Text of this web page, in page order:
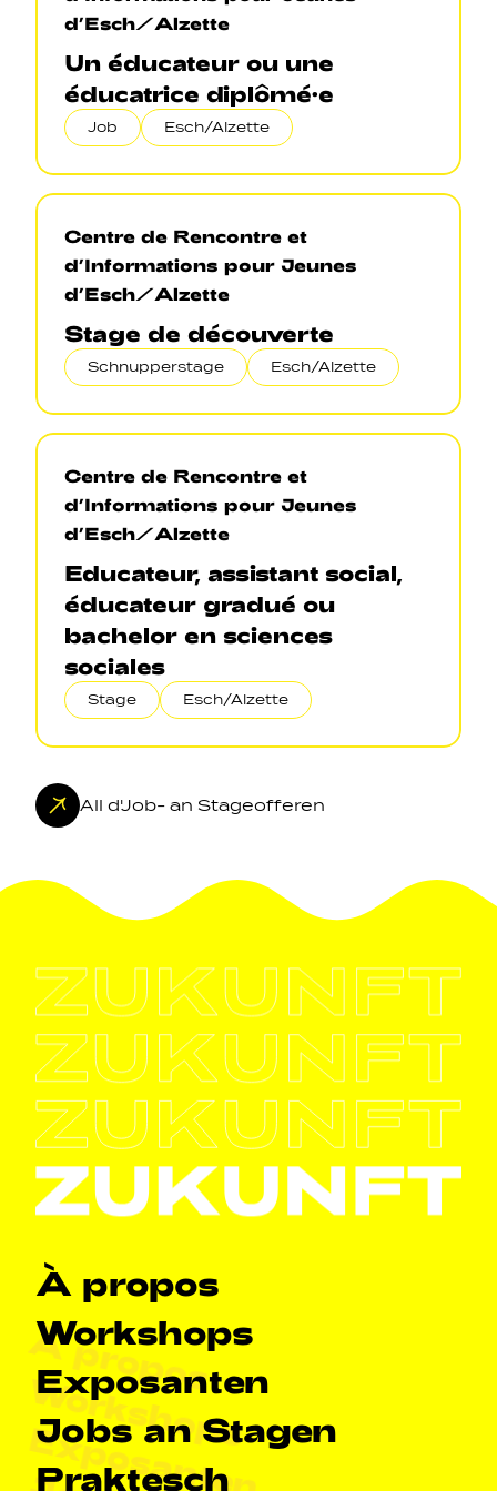
d’Esch/Alzette
Un éducateur ou une
éducatrice diplômé·e
Job Esch/Alzette
Centre de Rencontre et
d’Informations pour Jeunes
d’Esch/Alzette
Stage de découverte
Schnupperstage Esch/Alzette
Centre de Rencontre et
d’Informations pour Jeunes
d’Esch/Alzette
Educateur, assistant social,
éducateur gradué ou
bachelor en sciences
sociales
Stage Esch/Alzette
All d'Job- an Stageofferen
Haapt-Navigatioun
À propos
À propos
Workshops
Workshops
Exposanten
Exposanten
Jobs an Stagen
Praktesch